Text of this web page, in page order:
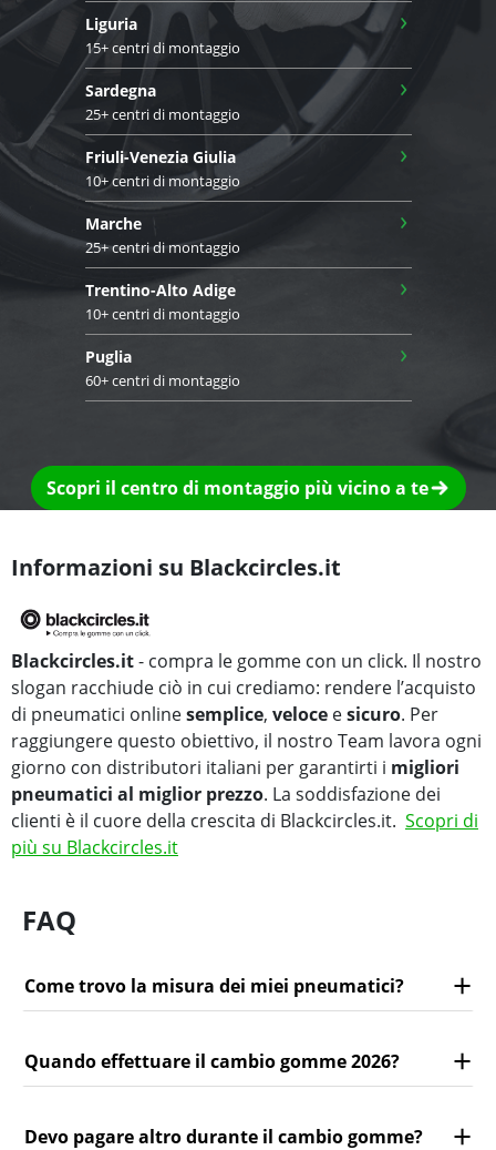
Liguria
15+ centri di montaggio
›
Sardegna
25+ centri di montaggio
›
Friuli-Venezia Giulia
10+ centri di montaggio
›
Marche
25+ centri di montaggio
›
Trentino-Alto Adige
10+ centri di montaggio
›
Puglia
60+ centri di montaggio
›
Scopri il centro di montaggio più vicino a te
Informazioni su Blackcircles.it
Blackcircles.it- compra le gomme con un click. Il nostro
slogan racchiude ciò in cui crediamo: rendere l’acquisto
di pneumatici onlinesemplice, veloce esicuro. Per
raggiungere questo obiettivo, il nostro Team lavora ogni
giorno con distributori italiani per garantirti i migliori
pneumatici al miglior prezzo. La soddisfazione dei
clienti è il cuore della crescita di Blackcircles.it. Scopri di
più su Blackcircles.it
FAQ
Come trovo la misura dei miei pneumatici?
Quando effettuare il cambio gomme 2026?
Devo pagare altro durante il cambio gomme?